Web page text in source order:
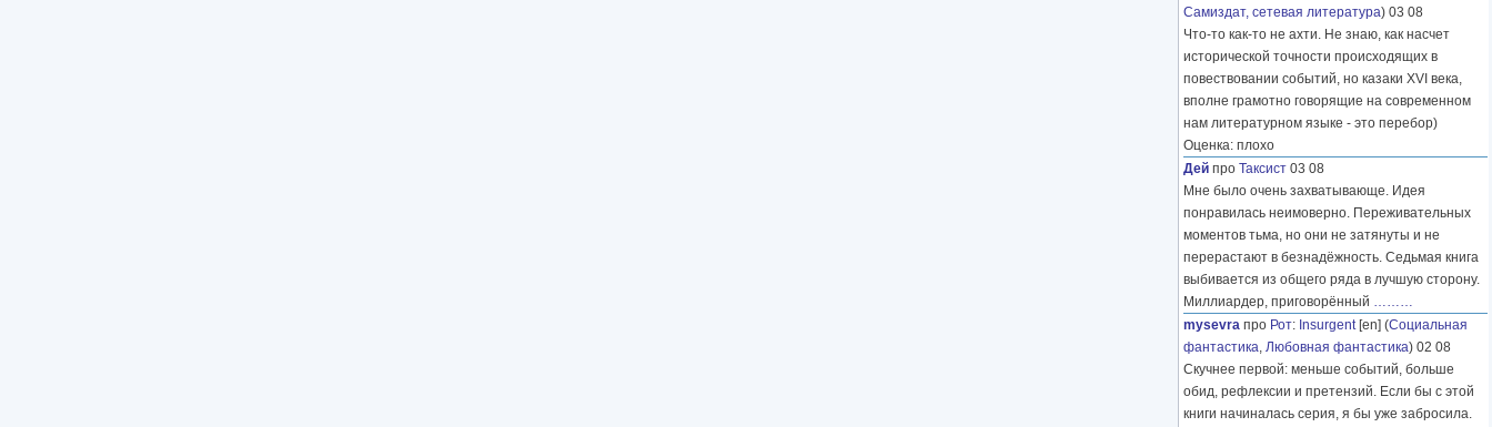
Самиздат, сетевая литература) 03 08
Что-то как-то не ахти. Не знаю, как насчет
исторической точности происходящих в
повествовании событий, но казаки XVI века,
вполне грамотно говорящие на современном
нам литературном языке - это перебор)
Оценка: плохо
Дей про Таксист 03 08
Мне было очень захватывающе. Идея
понравилась неимоверно. Переживательных
моментов тьма, но они не затянуты и не
перерастают в безнадёжность. Седьмая книга
выбивается из общего ряда в лучшую сторону.
Миллиардер, приговорённый ………
mysevra про Рот: Insurgent[en] (Социальная
фантастика, Любовная фантастика) 02 08
Скучнее первой: меньше событий, больше
обид, рефлексии и претензий. Если бы с этой
книги начиналась серия, я бы уже забросила.